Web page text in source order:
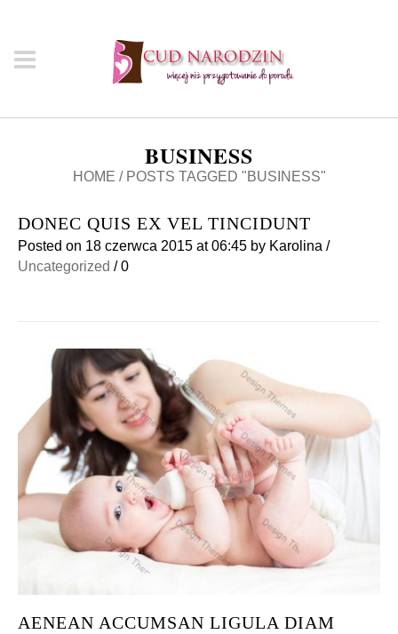
BUSINESS
HOME / POSTS TAGGED "BUSINESS"
DONEC QUIS EX VEL TINCIDUNT
Posted on 18 czerwca 2015 at 06:45 by Karolina /
Uncategorized /0
AENEAN ACCUMSAN LIGULA DIAM